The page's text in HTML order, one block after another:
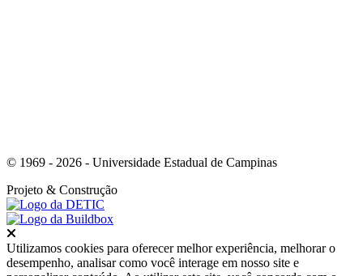
© 1969 - 2026 - Universidade Estadual de Campinas
Projeto & Construção
Utilizamos cookies para oferecer melhor experiência, melhorar o
desempenho, analisar como você interage em nosso site e